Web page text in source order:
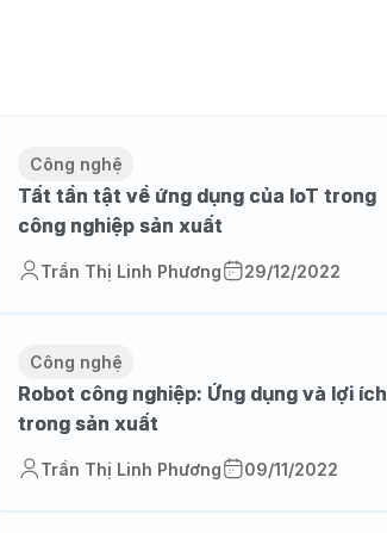
Công nghệ
Tất tần tật về ứng dụng của IoT trong
công nghiệp sản xuất
Trần Thị Linh Phương 29/12/2022
Công nghệ
Robot công nghiệp: Ứng dụng và lợi ích
trong sản xuất
Trần Thị Linh Phương 09/11/2022